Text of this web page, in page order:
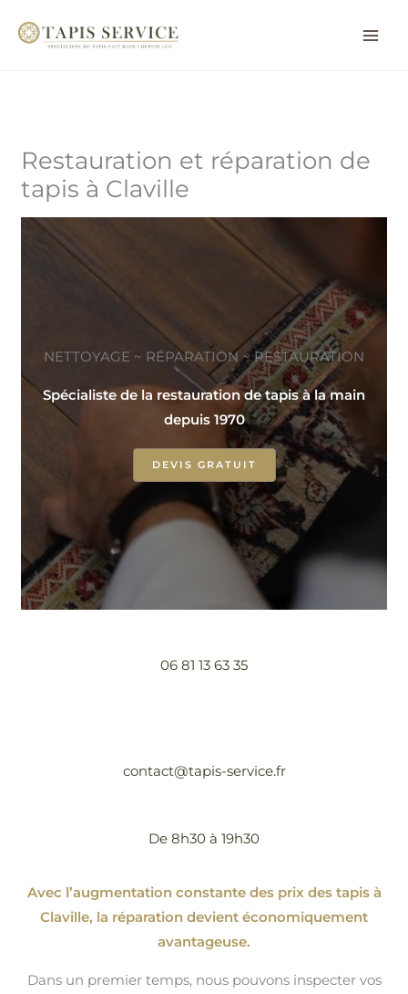
Restauration et réparation de
tapis à Claville
NETTOYAGE ~ RÉPARATION ~ RESTAURATION
Spécialiste de la restauration de tapis à la main
depuis 1970
DEVIS GRATUIT
06 81 13 63 35
contact@tapis-service.fr
De 8h30 à 19h30
Avec l’augmentation constante des prix des tapis à
Claville, la réparation devient économiquement
avantageuse.
Dans un premier temps, nous pouvons inspecter vos